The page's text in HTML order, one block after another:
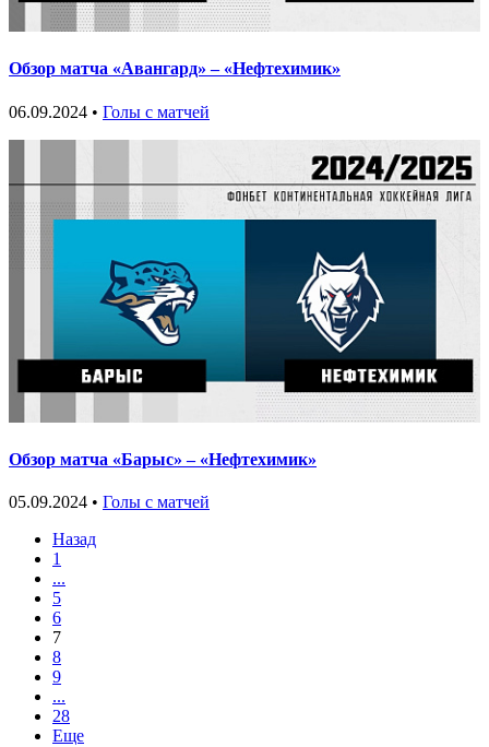
Обзор матча «Авангард» – «Нефтехимик»
06.09.2024 • Голы с матчей
Обзор матча «Барыс» – «Нефтехимик»
05.09.2024 • Голы с матчей
Назад
1
...
5
6
7
8
9
...
28
Еще